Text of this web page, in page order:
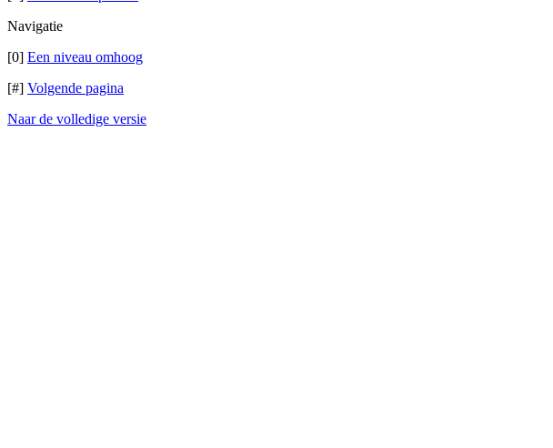
Navigatie
[0] Een niveau omhoog
[#] Volgende pagina
Naar de volledige versie